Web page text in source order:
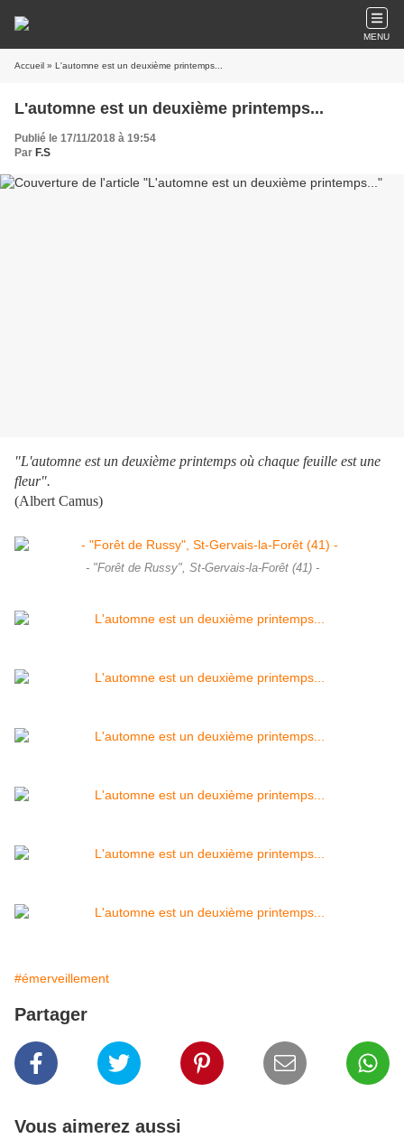
MENU
Accueil » L'automne est un deuxième printemps...
L'automne est un deuxième printemps...
Publié le 17/11/2018 à 19:54
Par F.S
"L'automne est un deuxième printemps où chaque feuille est une
fleur".
(Albert Camus)
- "Forêt de Russy", St-Gervais-la-Forêt (41) -
#émerveillement
Partager
Vous aimerez aussi